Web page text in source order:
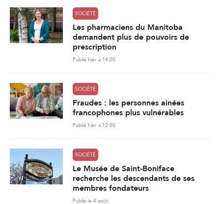
SOCIÉTÉ
Les pharmaciens du Manitoba
demandent plus de pouvoirs de
prescription
Publié hier à 14:00
SOCIÉTÉ
Fraudes : les personnes ainées
francophones plus vulnérables
Publié hier à 12:00
SOCIÉTÉ
Le Musée de Saint-Boniface
recherche les descendants de ses
membres fondateurs
Publié le 4 août